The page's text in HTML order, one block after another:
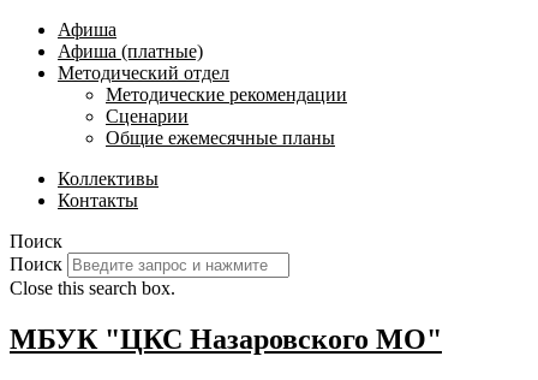
Афиша
Афиша (платные)
Методический отдел
Методические рекомендации
Сценарии
Общие ежемесячные планы
Коллективы
Контакты
Поиск
Поиск
Close this search box.
МБУК "ЦКС Назаровского МО"